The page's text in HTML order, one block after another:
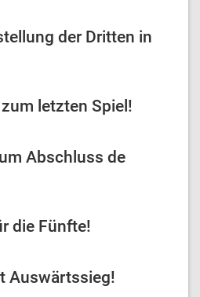
der Dritten in
letzten Spiel!
Abschluss de
die Fünfte!
Auswärtssieg!